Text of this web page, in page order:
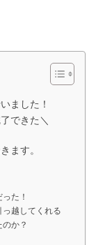
ました！
できた＼
ます。
た！
越してくれる
か？